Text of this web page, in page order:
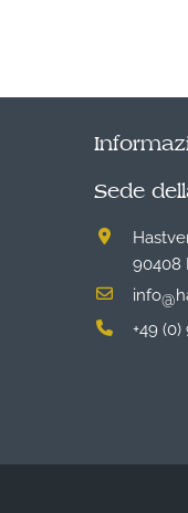
Sede
90408
info@
+49 (0)